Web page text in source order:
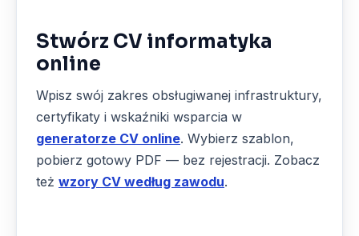
Stwórz CV informatyka
online
Wpisz swój zakres obsługiwanej infrastruktury,
certyfikaty i wskaźniki wsparcia w
generatorze CV online. Wybierz szablon,
pobierz gotowy PDF — bez rejestracji. Zobacz
też wzory CV według zawodu.